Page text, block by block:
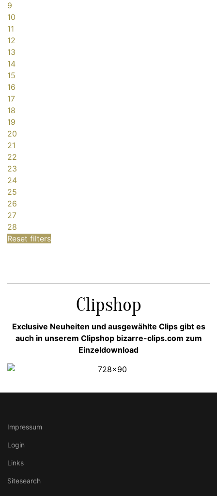
9
10
11
12
13
14
15
16
17
18
19
20
21
22
23
24
25
26
27
28
Reset filters
Clipshop
Exclusive Neuheiten und ausgewählte Clips gibt es
auch in unserem Clipshop bizarre-clips.com zum
Einzeldownload
Impressum
Login
Links
Sitesearch